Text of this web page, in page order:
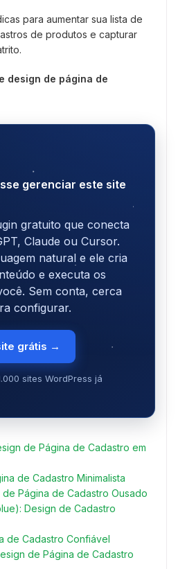
para aumentar sua lista de
de produtos e capturar
design de página de
gerenciar este site
gratuito que conecta
Claude ou Cursor.
natural e ele cria
e executa os
Sem conta, cerca
configurar.
grátis →
sites WordPress já
de Página de Cadastro em
de Cadastro Minimalista
Página de Cadastro Ousado
Design de Cadastro
de Cadastro Confiável
de Página de Cadastro